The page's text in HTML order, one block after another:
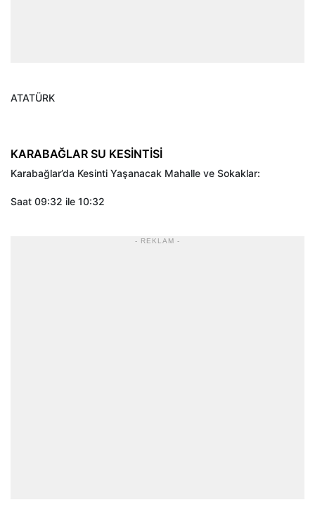
ATATÜRK
KARABAĞLAR SU KESİNTİSİ
Karabağlar’da Kesinti Yaşanacak Mahalle ve Sokaklar:
Saat 09:32 ile 10:32
- REKLAM -